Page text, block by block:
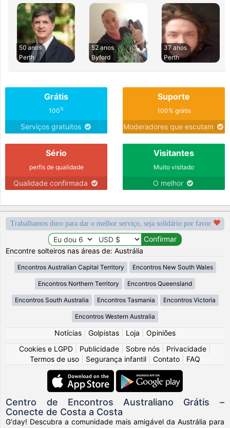
50 anos
Perth
52 anos
Byford
37 anos
Perth
Grátis
100%
Serviços gratuitos
Suporte
100% grátis
Moderadores que escutam
Sério
perfis de qualidade
Qualidade confirmada
Visitantes
Muito visitado
O melhor
Trabalhamos duro para dar o melhor serviço, seja solidário por favor
Encontre solteiros nas áreas de: Austrália
Encontros Australian Capital Territory Encontros New South Wales
Encontros Northern Territory Encontros Queensland
Encontros South Australia Encontros Tasmania Encontros Victoria
Encontros Western Australia
Notícias Golpistas Loja
Opiniões
Cookies e LGPD
Publicidade Sobre nós Privacidade
Termos de uso
Segurança infantil Contato FAQ
Centro de Encontros Australiano Grátis –
Conecte de Costa a Costa
G'day! Descubra a comunidade mais amigável da Austrália para